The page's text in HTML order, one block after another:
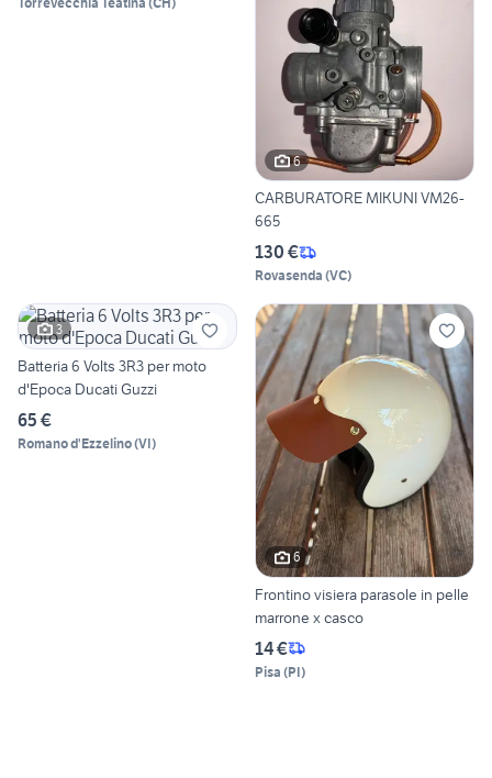
6
CARBURATORE MIKUNI VM26-
665
130 €
Rovasenda (VC)
3
Batteria 6 Volts 3R3 per moto
d'Epoca Ducati Guzzi
65 €
Romano d'Ezzelino(VI)
6
Frontino visiera parasole in pelle
marrone x casco
14 €
Pisa (PI)